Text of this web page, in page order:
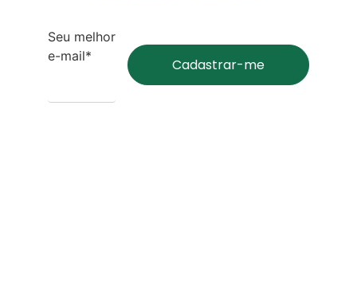
Seu melhor
e-mail*